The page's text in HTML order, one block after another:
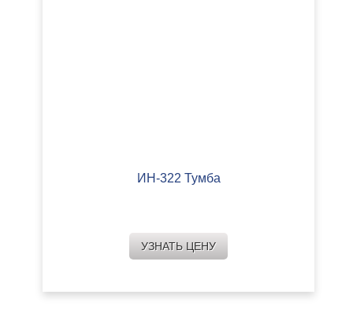
ИН-322 Тумба
УЗНАТЬ ЦЕНУ